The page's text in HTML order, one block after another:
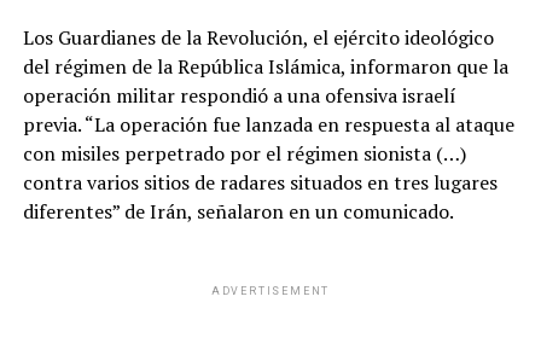
Los Guardianes de la Revolución, el ejército ideológico
del régimen de la República Islámica, informaron que la
operación militar respondió a una ofensiva israelí
previa. “La operación fue lanzada en respuesta al ataque
con misiles perpetrado por el régimen sionista (…)
contra varios sitios de radares situados en tres lugares
diferentes” de Irán, señalaron en un comunicado.
ADVERTISEMENT